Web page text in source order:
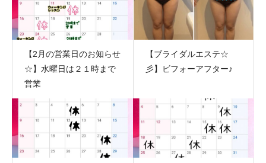
【2月の営業日のお知らせ
☆】水曜日は２１時まで
営業
【ブライダルエステ☆
彡】ビフォーアフター♪